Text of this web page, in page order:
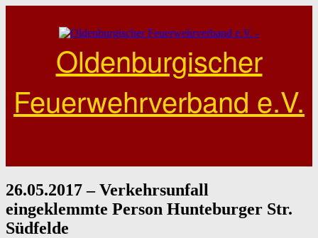
Oldenburgischer
Feuerwehrverband e.V.
26.05.2017 – Verkehrsunfall
eingeklemmte Person Hunteburger Str.
Südfelde